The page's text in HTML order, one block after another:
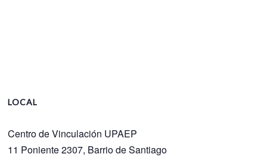
LOCAL
Centro de Vinculación UPAEP
11 Poniente 2307, Barrio de Santiago